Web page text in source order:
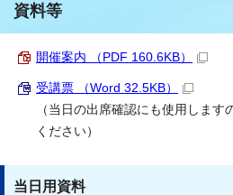
資料等
開催案内 （PDF 160.6KB）
受講票 （Word 32.5KB）
（当日の出席確認にも使用しま
ください）
当日用資料